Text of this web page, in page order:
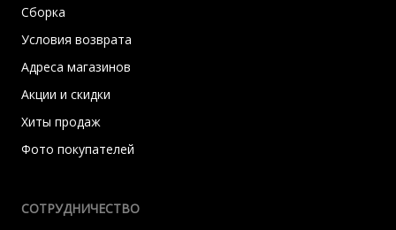
Сборка
Условия возврата
Адреса магазинов
Акции и скидки
Хиты продаж
Фото покупателей
СОТРУДНИЧЕСТВО